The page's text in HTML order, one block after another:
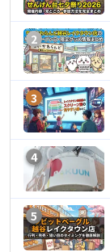
2
3
4
5